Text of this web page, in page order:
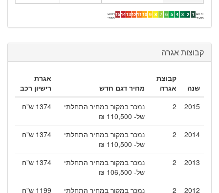
זיהום
מזערי 1
2
3
4
5
6
7
8
9
10
11
12
13
14
15זיהום
מרבי
קבוצות אגרה
שנה
קבוצת
אגרה
מחיר דגם חדש
אגרת
רישיון רכב
2015
2
נמכר במקור במחיר התחלתי
של- 110,500 ₪
1374 ש"ח
2014
2
נמכר במקור במחיר התחלתי
של- 110,500 ₪
1374 ש"ח
2013
2
נמכר במקור במחיר התחלתי
של- 106,500 ₪
1374 ש"ח
2012
2
נמכר במקור במחיר התחלתי
1199 ש"ח